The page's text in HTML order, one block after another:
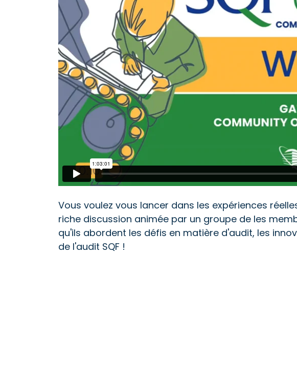
Vous voulez vous lancer dans les expériences
riche discussion animée par un groupe de les
qu'ils abordent les défis en matière d'audit, les
de l'audit SQF !